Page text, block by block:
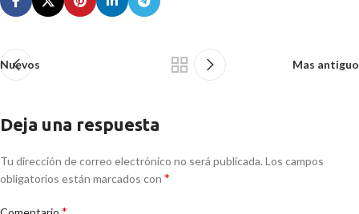
Nuevos Mas antiguo
Deja una respuesta
Tu dirección de correo electrónico no será publicada. Los campos
obligatorios están marcados con *